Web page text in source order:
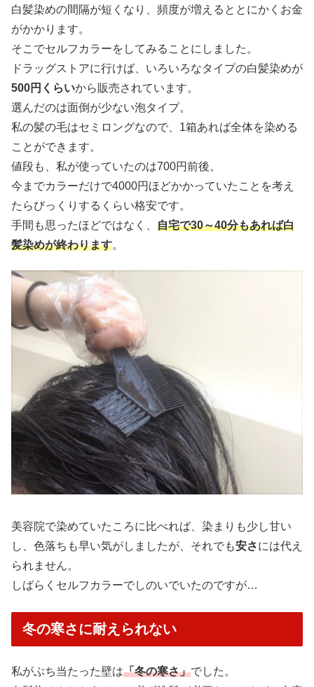
白髪染めの間隔が短くなり、頻度が増えるととにかくお金
がかかります。
そこでセルフカラーをしてみることにしました。
ドラッグストアに行けば、いろいろなタイプの白髪染めが
500円くらいから販売されています。
選んだのは面倒が少ない泡タイプ。
私の髪の毛はセミロングなので、1箱あれば全体を染める
ことができます。
値段も、私が使っていたのは700円前後。
今までカラーだけで4000円ほどかかっていたことを考え
たらびっくりするくらい格安です。
手間も思ったほどではなく、 自宅で30～40分もあれば白
髪染めが終わります。
美容院で染めていたころに比べれば、染まりも少し甘い
し、色落ちも早い気がしましたが、それでも安さには代え
られません。
しばらくセルフカラーでしのいでいたのですが…
冬の寒さに耐えられない
私がぶち当たった壁は「冬の寒さ」でした。